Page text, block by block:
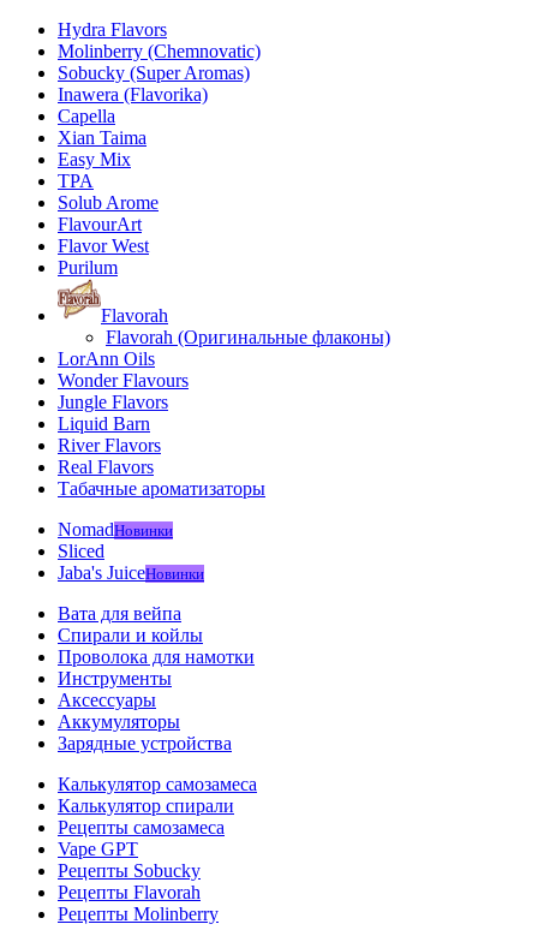
Hydra Flavors
Molinberry (Chemnovatic)
Sobucky (Super Aromas)
Inawera (Flavorika)
Capella
Xian Taima
Easy Mix
TPA
Solub Arome
FlavourArt
Flavor West
Purilum
Flavorah
Flavorah (Оригинальные флаконы)
LorAnn Oils
Wonder Flavours
Jungle Flavors
Liquid Barn
River Flavors
Real Flavors
Табачные ароматизаторы
NomadНовинки
Sliced
Jaba's JuiceНовинки
Вата для вейпа
Спирали и койлы
Проволока для намотки
Инструменты
Аксесcуары
Аккумуляторы
Зарядные устройства
Калькулятор самозамеса
Калькулятор спирали
Рецепты самозамеса
Vape GPT
Рецепты Sobucky
Рецепты Flavorah
Рецепты Molinberry